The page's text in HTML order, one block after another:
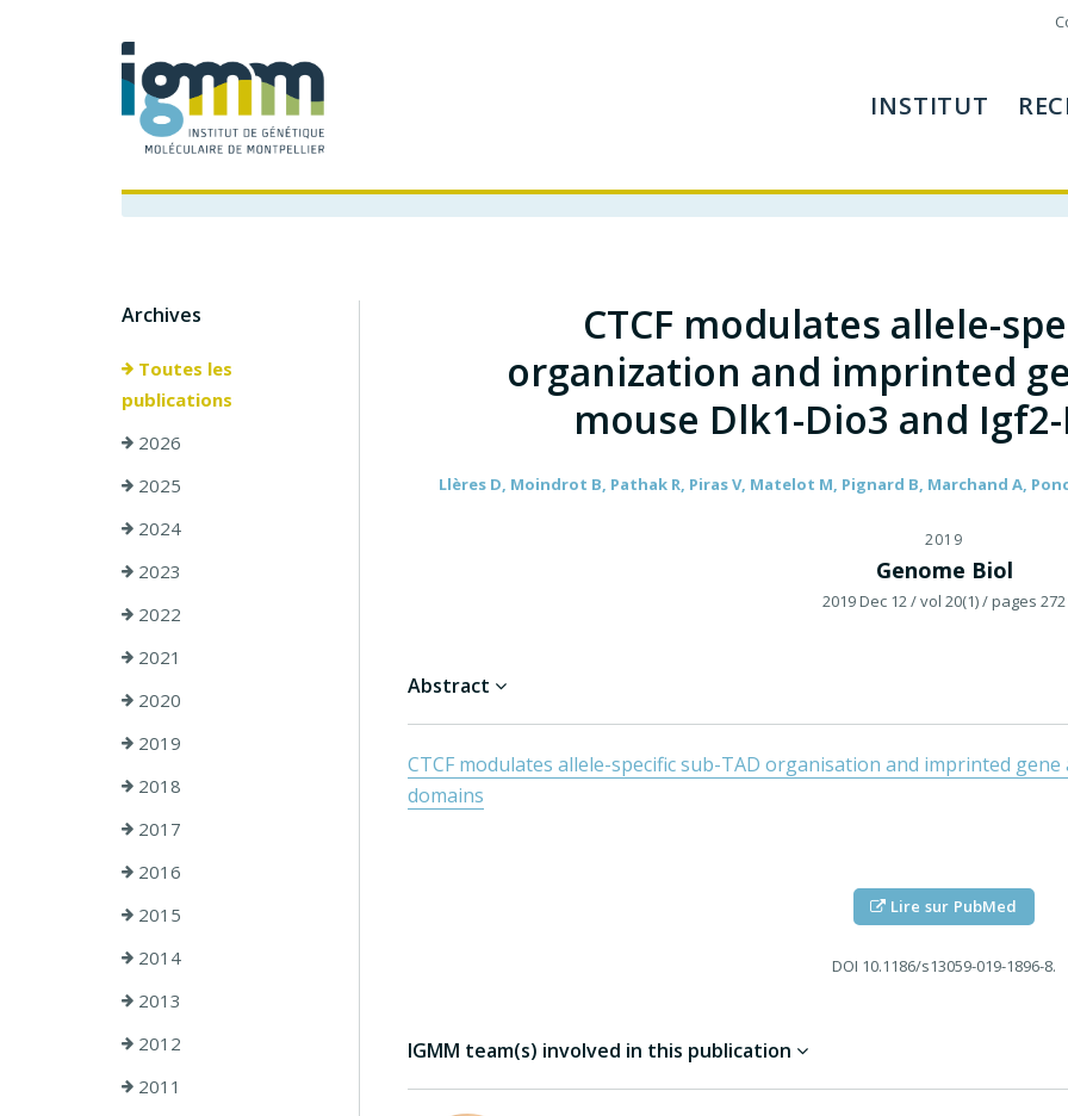
INSTITUT
Archives
Toutes les
publications
2026
2025
2024
2023
2022
2021
2020
2019
2018
2017
2016
2015
2014
2013
2012
2011
CTCF modulates allele-
organization and imprinted
mouse Dlk1-Dio3 and
Llères D, Moindrot B, Pathak R, Piras V, Matelot M, Pignard B, Marchand A,
2019
Genome Biol
2019 Dec 12/ vol 20(1)/ pages 272
Abstract
CTCF modulates allele-specific sub-TAD organisation and imprinted
domains
Lire sur PubMed
DOI 10.1186/s13059-019-1896-8.
IGMM team(s) involved in this publication